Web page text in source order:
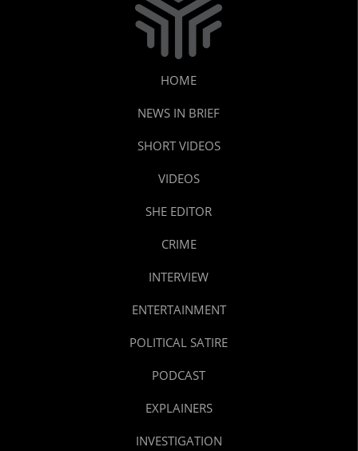
HOME
NEWS IN BRIEF
SHORT VIDEOS
VIDEOS
SHE EDITOR
CRIME
INTERVIEW
ENTERTAINMENT
POLITICAL SATIRE
PODCAST
EXPLAINERS
INVESTIGATION